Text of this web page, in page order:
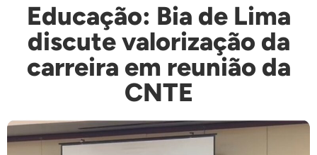
Educação: Bia de Lima
discute valorização da
carreira em reunião da
CNTE